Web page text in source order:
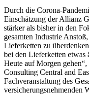
Durch die Corona-
Einschätzung der Allianz
stärker als bisher in den
gesamten Industrie
Lieferketten zu
bei den Lieferketten etwas
Heute auf Morgen gehen“,
Consulting Central and
Fachveranstaltung des
versicherungsnehmenden